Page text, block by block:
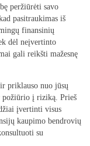
peržiūrėti savo
pasitraukimas iš
finansinių
dėl neįvertinto
gali reikšti mažesnę
priklauso nuo jūsų
požiūrio į riziką. Prieš
įvertinti visus
kaupimo bendrovių
su